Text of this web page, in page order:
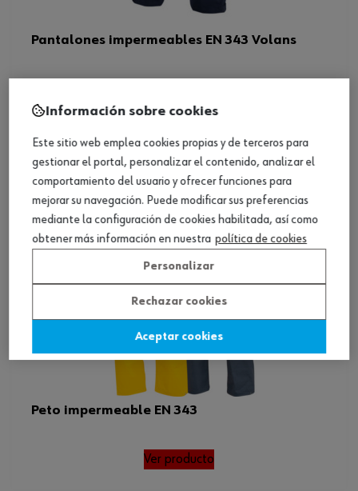
Pantalones impermeables EN 343 Volans
Peto impermeable EN 343
Ver producto
Información sobre cookies
Este sitio web emplea cookies propias y de terceros para
gestionar el portal, personalizar el contenido, analizar el
comportamiento del usuario y ofrecer funciones para
mejorar su navegación. Puede modificar sus preferencias
mediante la configuración de cookies habilitada, así como
obtener más información en nuestra política de cookies
Personalizar
Rechazar cookies
Aceptar cookies